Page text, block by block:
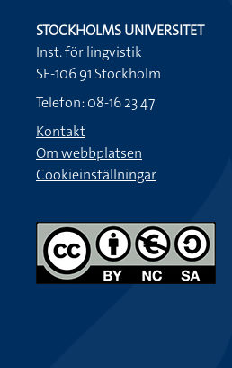
STOCKHOLMS UNIVERSITET
Inst. för lingvistik
SE-106 91 Stockholm
Telefon: 08-16 23 47
Kontakt
Om webbplatsen
Cookieinställningar